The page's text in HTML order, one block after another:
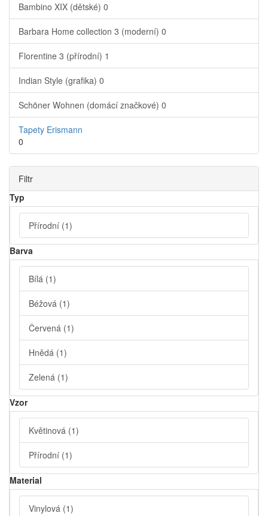
Bambino XIX (dětské) 0
Barbara Home collection 3 (moderní) 0
Florentine 3 (přírodní) 1
Indian Style (grafika) 0
Schöner Wohnen (domácí značkové) 0
Tapety Erismann
0
Filtr
Typ
Přírodní (1)
Barva
Bílá (1)
Béžová (1)
Červená (1)
Hnědá (1)
Zelená (1)
Vzor
Květinová (1)
Přírodní (1)
Material
Vinylová (1)